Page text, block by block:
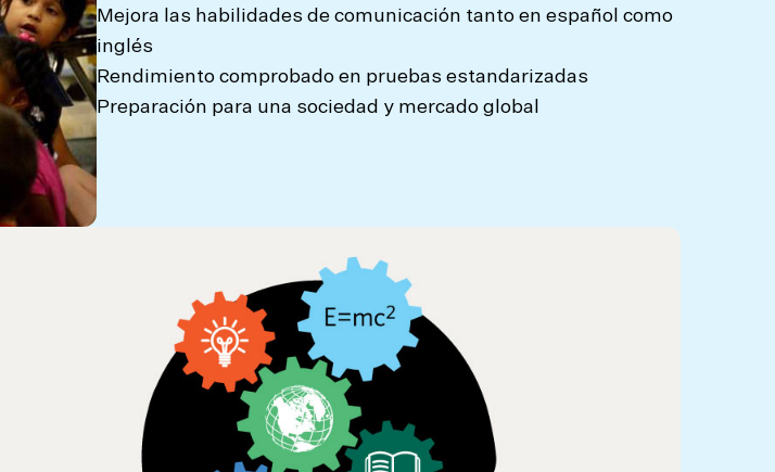
Mejora las habilidades de comunicación tanto en español como
inglés
Rendimiento comprobado en pruebas estandarizadas
Preparación para una sociedad y mercado global